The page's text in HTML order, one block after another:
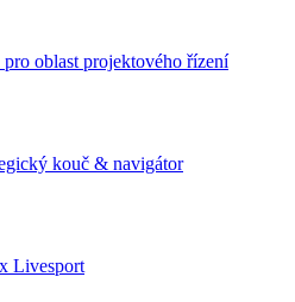
oblast projektového řízení
kouč & navigátor
Livesport